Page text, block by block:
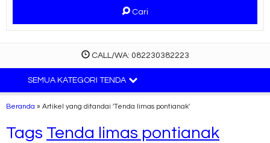
Cari
CALL/WA: 082230382223
SEMUA KATEGORI TENDA
Beranda » Artikel yang ditandai 'Tenda limas pontianak'
Tags Tenda limas pontianak